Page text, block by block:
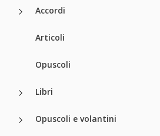
Accordi
Articoli
Opuscoli
Libri
Opuscoli e volantini